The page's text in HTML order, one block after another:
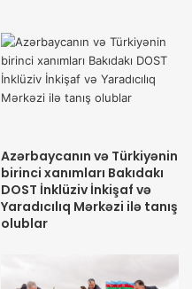
Azərbaycanın və Türkiyənin
birinci xanımları Bakıdakı
DOST İnklüziv İnkişaf və
Yaradıcılıq Mərkəzi ilə tanış
olublar